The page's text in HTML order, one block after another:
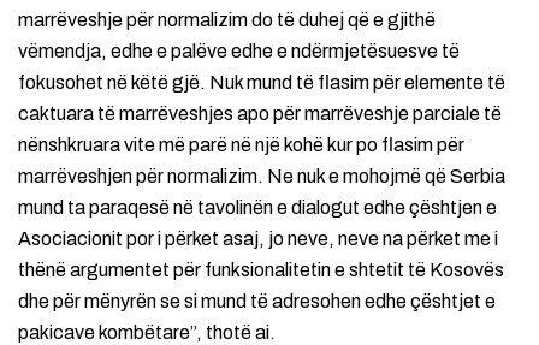
marrëveshje për normalizim do të duhej që e gjithë
vëmendja, edhe e palëve edhe e ndërmjetësuesve të
fokusohet në këtë gjë. Nuk mund të flasim për elemente të
caktuara të marrëveshjes apo për marrëveshje parciale të
nënshkruara vite më parë në një kohë kur po flasim për
marrëveshjen për normalizim. Ne nuk e mohojmë që Serbia
mund ta paraqesë në tavolinën e dialogut edhe çështjen e
Asociacionit por i përket asaj, jo neve, neve na përket me i
thënë argumentet për funksionalitetin e shtetit të Kosovës
dhe për mënyrën se si mund të adresohen edhe çështjet e
pakicave kombëtare”, thotë ai.